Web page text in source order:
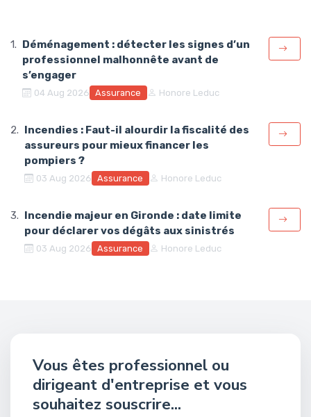
Déménagement : détecter les signes d’un
professionnel malhonnête avant de
s’engager
04 Aug 2026 Assurance Honore Leduc
Incendies : Faut-il alourdir la fiscalité des
assureurs pour mieux financer les
pompiers ?
03 Aug 2026 Assurance Honore Leduc
Incendie majeur en Gironde : date limite
pour déclarer vos dégâts aux sinistrés
03 Aug 2026 Assurance Honore Leduc
Vous êtes professionnel ou
dirigeant d'entreprise et vous
souhaitez souscrire...